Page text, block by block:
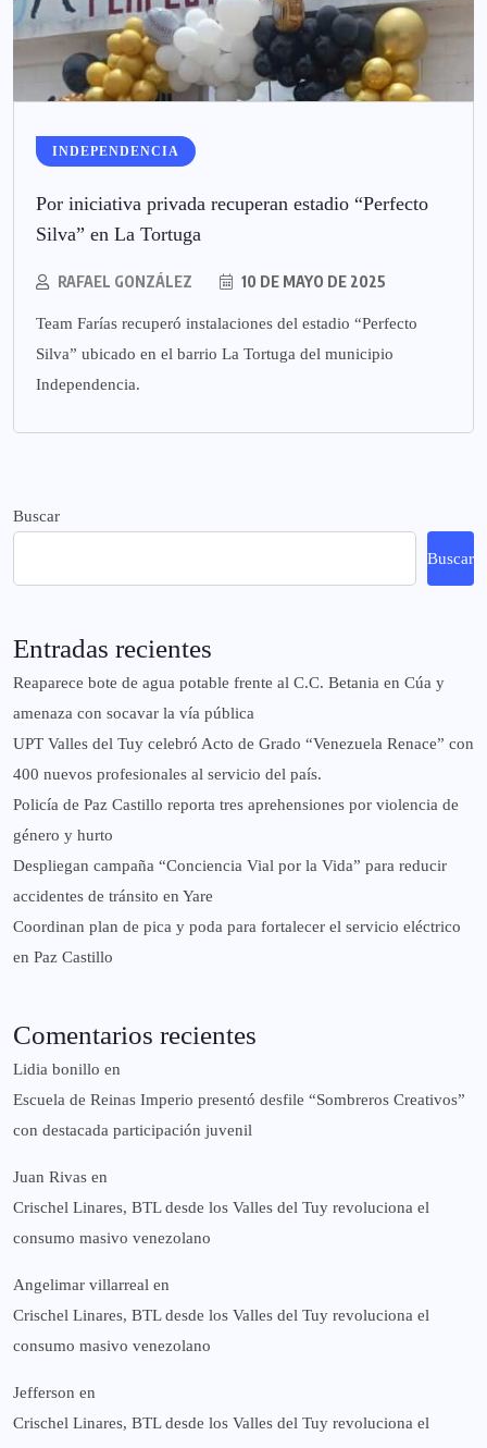
INDEPENDENCIA
Por iniciativa privada recuperan estadio “Perfecto
Silva” en La Tortuga
RAFAEL GONZÁLEZ 10 DE MAYO DE 2025
Team Farías recuperó instalaciones del estadio “Perfecto
Silva” ubicado en el barrio La Tortuga del municipio
Independencia.
Buscar
Buscar
Entradas recientes
Reaparece bote de agua potable frente al C.C. Betania en Cúa y
amenaza con socavar la vía pública
UPT Valles del Tuy celebró Acto de Grado “Venezuela Renace” con
400 nuevos profesionales al servicio del país.
‎Policía de Paz Castillo reporta tres aprehensiones por violencia de
género y hurto
‎Despliegan campaña “Conciencia Vial por la Vida” para reducir
accidentes de tránsito en Yare
Coordinan plan de pica y poda para fortalecer el servicio eléctrico
en Paz Castillo
Comentarios recientes
Lidia bonillo en
Escuela de Reinas Imperio presentó desfile “Sombreros Creativos”
con destacada participación juvenil
Juan Rivas en
Crischel Linares, BTL desde los Valles del Tuy revoluciona el
consumo masivo venezolano
Angelimar villarreal en
Crischel Linares, BTL desde los Valles del Tuy revoluciona el
consumo masivo venezolano
Jefferson en
Crischel Linares, BTL desde los Valles del Tuy revoluciona el